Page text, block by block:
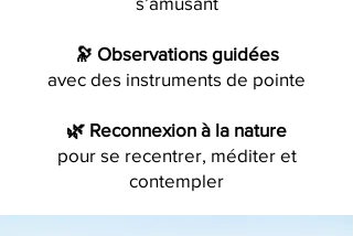
🔭 Observations guidées
avec des instruments de pointe
🌿 Reconnexion à la nature
pour se recentrer, méditer et
contempler